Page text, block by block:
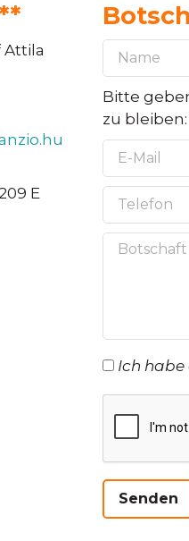
Attila
E
Bitte
zu bleiben:
Ich habe